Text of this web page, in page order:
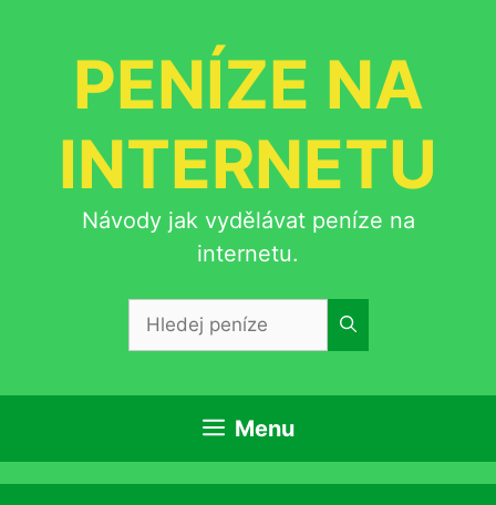
PENÍZE NA
INTERNETU
Návody jak vydělávat peníze na
internetu.
Menu